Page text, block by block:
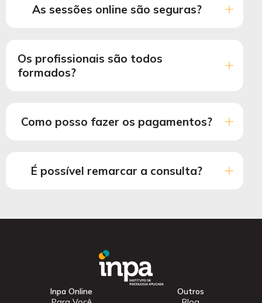
As sessões online são seguras?
Os profissionais são todos
formados?
Como posso fazer os pagamentos?
É possível remarcar a consulta?
Inpa Online
Outros